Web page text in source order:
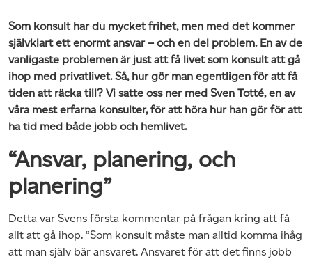
Som konsult har du mycket frihet, men med det kommer
självklart ett enormt ansvar – och en del problem. En av de
vanligaste problemen är just att få livet som konsult att gå
ihop med privatlivet. Så, hur gör man egentligen för att få
tiden att räcka till? Vi satte oss ner med Sven Totté, en av
våra mest erfarna konsulter, för att höra hur han gör för att
ha tid med både jobb och hemlivet.
“Ansvar, planering, och
planering”
Detta var Svens första kommentar på frågan kring att få
allt att gå ihop. “Som konsult måste man alltid komma ihåg
att man själv bär ansvaret. Ansvaret för att det finns jobb